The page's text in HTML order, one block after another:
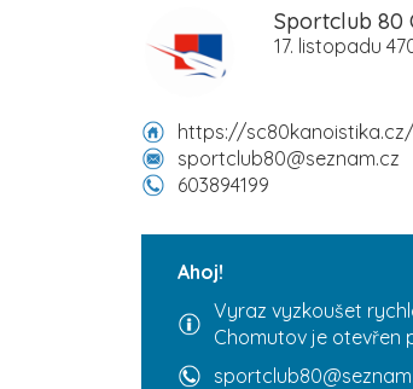
Sportclub 80
17. listopadu
https://sc80kanoistika.cz/
sportclub80@seznam.cz
603894199
Ahoj!
Vyraz vyzkoušet
Chomutov je otevřen